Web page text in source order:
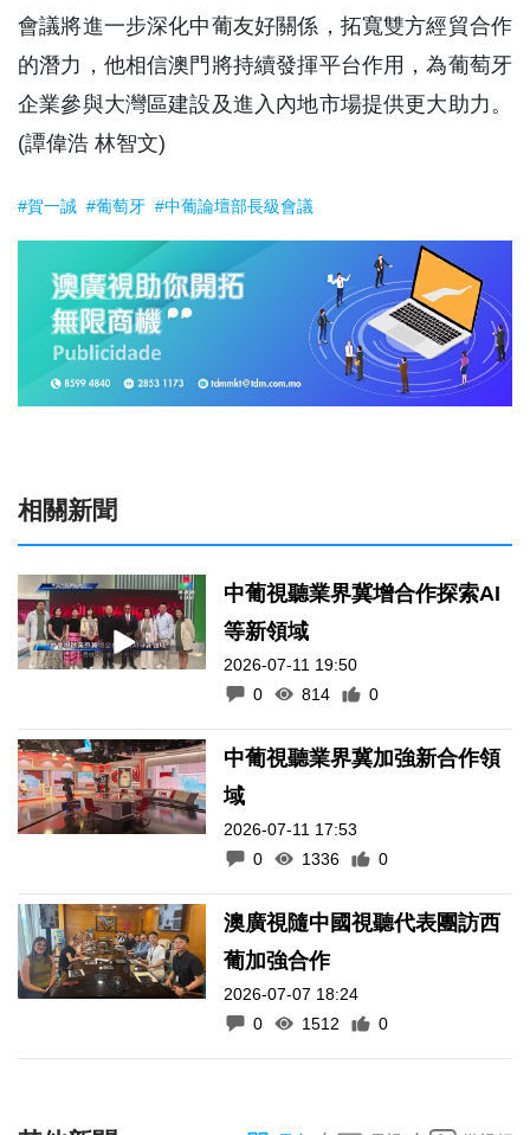
會議將進一步深化中葡友好關係，拓寬雙方經貿合作
的潛力，他相信澳門將持續發揮平台作用，為葡萄牙
企業參與大灣區建設及進入內地市場提供更大助力。
(譚偉浩 林智文)
#賀一誠 #葡萄牙 #中葡論壇部長級會議
相關新聞
中葡視聽業界冀增合作探索AI
等新領域
2026-07-11 19:50
0
814 0
中葡視聽業界冀加強新合作領
域
2026-07-11 17:53
0
1336 0
澳廣視隨中國視聽代表團訪西
葡加強合作
2026-07-07 18:24
0
1512 0